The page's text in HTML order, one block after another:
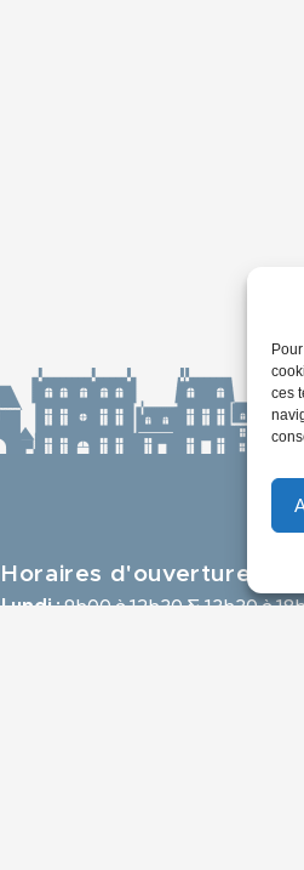
ces
Horaires d'ouverture
Lundi :9h00 à 12h30 & 13h30 à